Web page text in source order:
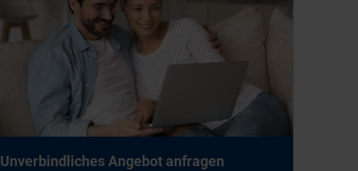
Un­ver­bind­li­ches An­ge­bot an­fra­gen